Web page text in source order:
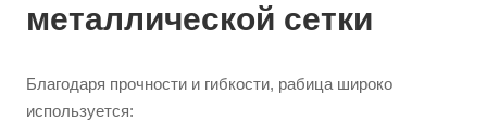
металлической сетки
Благодаря прочности и гибкости, рабица широко
используется: